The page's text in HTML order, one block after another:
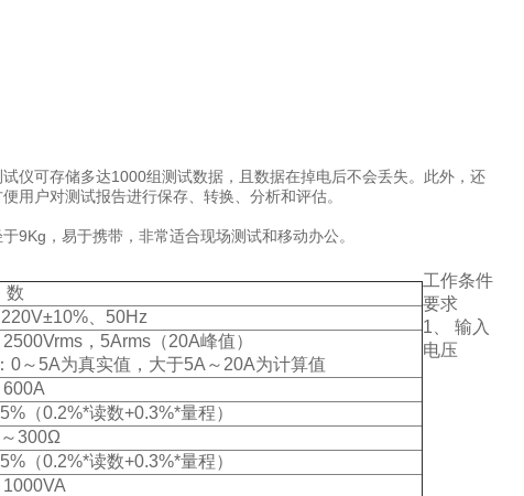
仪可存储多达1000组测试数据，且数据在掉电后不会丢失。此外，还
用户对测试报告进行保存、转换、分析和评估。
9Kg，易于携带，非常适合现场测试和移动办公。
、50Hz
，5Arms（20A峰值）
0～5A为真实值，大于5A～20A为计算值
（0.2%*读数+0.3%*量程）
300Ω
（0.2%*读数+0.3%*量程）
1000VA
工作条件
要求
1、 输入
电压